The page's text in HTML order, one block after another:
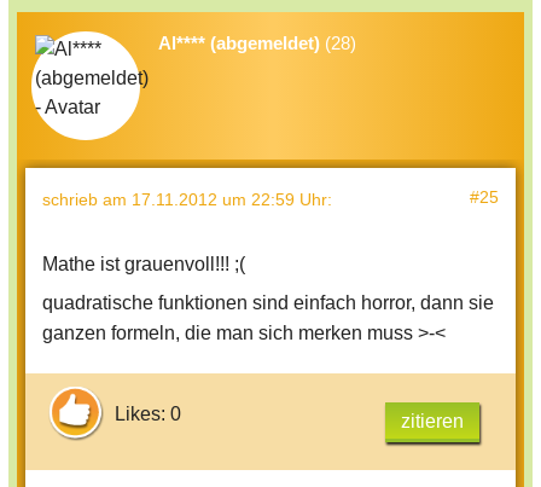
Al**** (abgemeldet) (28)
schrieb am 17.11.2012 um 22:59 Uhr: #25
Mathe ist grauenvoll!!! ;(
quadratische funktionen sind einfach horror, dann sie
ganzen formeln, die man sich merken muss >-<
Likes: 0 zitieren